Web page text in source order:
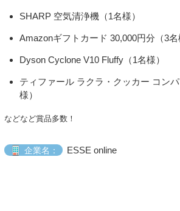
SHARP 空気清浄機（1名様）
Amazonギフトカード 30,000円分（3名
Dyson Cyclone V10 Fluffy（1名様）
ティファール ラクラ・クッカー コン
様）
などなど賞品多数！
企業名： ESSE online